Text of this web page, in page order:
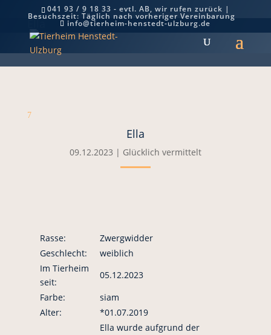
041 93 / 9 18 33 - evtl. AB, wir rufen zurück |
Besuchszeit: Täglich nach vorheriger Vereinbarung
info@tierheim-henstedt-ulzburg.de
Ella
7
Ella
09.12.2023 | Glücklich vermittelt
Rasse:
Zwergwidder
Geschlecht:
weiblich
Im Tierheim
seit:
05.12.2023
Farbe:
siam
Alter:
*01.07.2019
Ella wurde aufgrund der